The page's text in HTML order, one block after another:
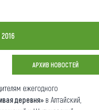
АРХИВ НОВОСТЕЙ
ежегодного
деревня» в Алтайский,